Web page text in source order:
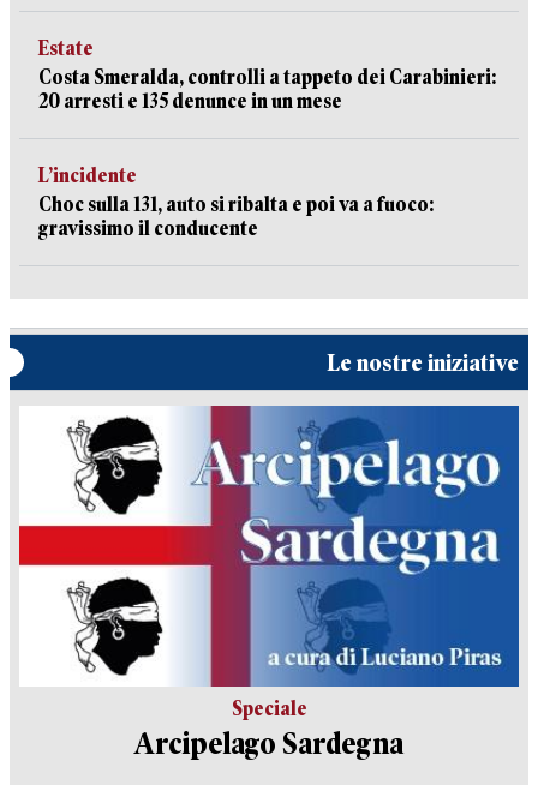
Estate
Costa Smeralda, controlli a tappeto dei Carabinieri:
20 arresti e 135 denunce in un mese
L’incidente
Choc sulla 131, auto si ribalta e poi va a fuoco:
gravissimo il conducente
Le nostre iniziative
Speciale
Arcipelago Sardegna